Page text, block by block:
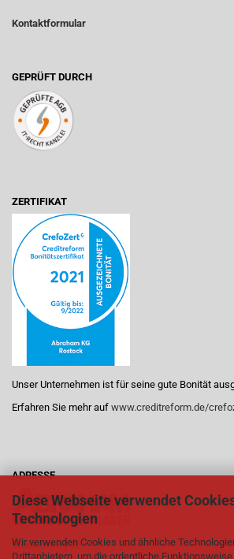
Diese Webseite verwendet
Technologien
Wir verwenden Cookies und ähnliche
Drittanbietern, um die ordentliche
Kontaktformular
GEPRÜFT DURCH
ZERTIFIKAT
Unser Unternehmen ist für seine gute Bonität
Erfahren Sie mehr auf www.creditreform.de/
ADRESSE
Brückenweg 20